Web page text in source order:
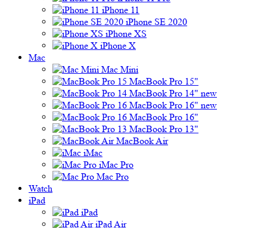
iPhone 11
iPhone SE 2020
iPhone XS
iPhone X
Mac
Mac Mini
MacBook Pro 15"
MacBook Pro 14" new
MacBook Pro 16" new
MacBook Pro 16"
MacBook Pro 13"
MacBook Air
iMac
iMac Pro
Mac Pro
Watch
iPad
iPad
iPad Air